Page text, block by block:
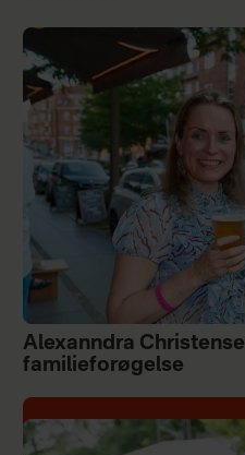
Alexanndra
familieforøgelse